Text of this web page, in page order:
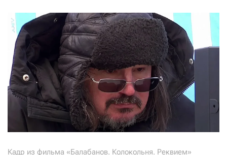
Кадр из фильма «Балабанов. Колокольня. Реквием»